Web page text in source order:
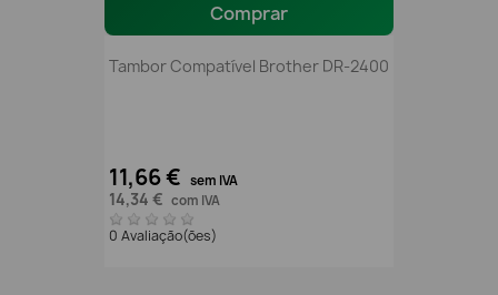
Comprar
Tambor Compatível Brother DR-2400
11,66 € sem IVA
14,34 € com IVA
0 Avaliação(ões)